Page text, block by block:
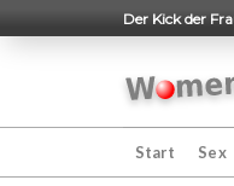
to
Der Kick der
Start Sex